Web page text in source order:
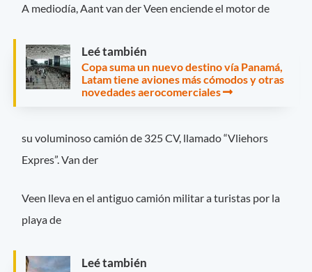
A mediodía, Aant van der Veen enciende el motor de
Leé también
Copa suma un nuevo destino vía Panamá,
Latam tiene aviones más cómodos y otras
novedades aerocomerciales
su voluminoso camión de 325 CV, llamado “Vliehors
Expres”. Van der
Veen lleva en el antiguo camión militar a turistas por la
playa de
Leé también